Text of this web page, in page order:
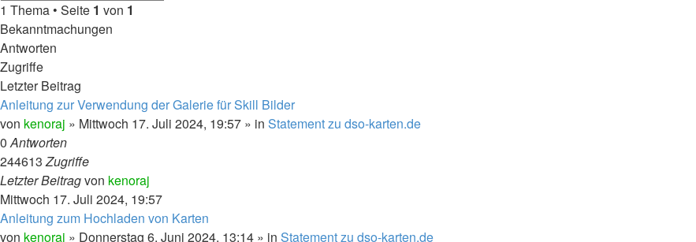
1 Thema • Seite 1 von 1
Bekanntmachungen
Antworten
Zugriffe
Letzter Beitrag
Anleitung zur Verwendung der Galerie für Skill Bilder
von kenoraj » Mittwoch 17. Juli 2024, 19:57 » in Statement zu dso-karten.de
0Antworten
244613Zugriffe
Letzter Beitragvon kenoraj
Mittwoch 17. Juli 2024, 19:57
Anleitung zum Hochladen von Karten
von kenoraj » Donnerstag 6. Juni 2024, 13:14 » in Statement zu dso-karten.de